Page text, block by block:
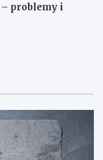
problemy i